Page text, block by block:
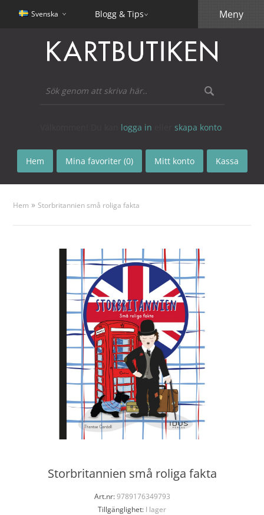
Svenska Blogg & Tips
logga in skapa konto
Hem Mina favoriter (0) Mitt konto Kassa
Meny
Hem » Storbritannien små roliga fakta
Storbritannien små roliga fakta
Art.nr:9789176349793
Tillgänglighet: I lager